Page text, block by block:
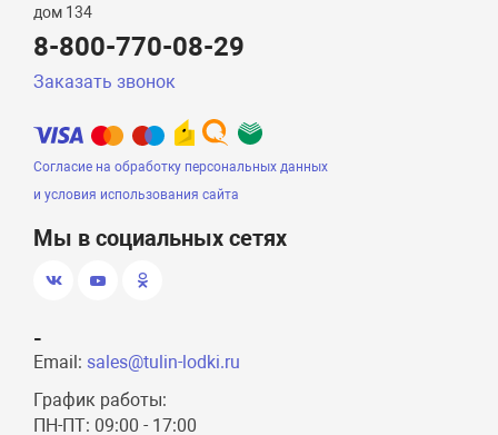
дом 134
8-800-770-08-29
Заказать звонок
Согласие на обработку персональных данных
и условия использования сайта
Мы в социальных сетях
-
Email: sales@tulin-lodki.ru
График работы:
ПН-ПТ: 09:00 - 17:00